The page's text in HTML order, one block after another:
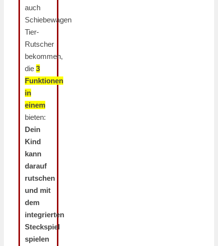
auch
Schiebewagen
Tier-
Rutscher
bekommen,
die 3
Funktionen
in
einem
bieten:
Dein
Kind
kann
darauf
rutschen
und mit
dem
integrierten
Steckspiel
spielen